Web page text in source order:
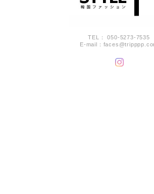
TEL： 050-5273-7535
E-mail：